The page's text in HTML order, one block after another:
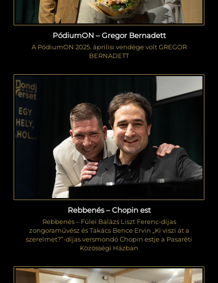
PódiumON – Gregor Bernadett
A PódiumON 2025. áprilisi vendége volt GREGOR
BERNADETT
Rebbenés – Chopin est
Rebbenés – Fülei Balázs Liszt Ferenc-díjas
zongoraművész és Takács Bence Ervin „Ki viszi át a
szerelmet?”-díjas versmondó Chopin estje a Pasaréti
Közösségi Házban